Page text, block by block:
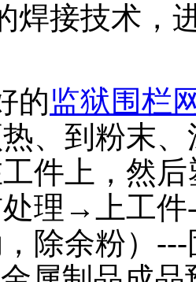
焊接技术，
的监狱围栏
、到粉末
件上，然
理→上工件
除余粉）